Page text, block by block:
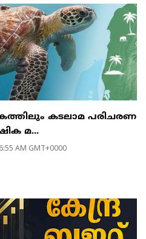
കടലാമ പരിചരണ
മ...
AM GMT+0000